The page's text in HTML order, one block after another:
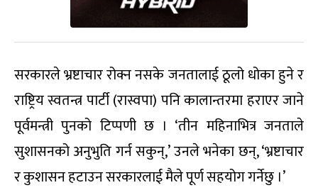
सरकारले भ्रष्टाचार रोक्न नसके जनतालाई ठूलो धोका हुने र
राष्ट्रिय स्वतन्त्र पार्टी (रास्वपा) पनि कालान्तरमा हराएर जाने
पूर्वमन्त्री पुनको टिप्पणी छ । ‘तीन महिनाभित्र जनताले
सुशासनको अनुभुति गर्न सकुन्,’ उनले भनेका छन्, ‘भ्रष्टाचार
र कुशासन हटाउन सरकारलाई मैले पूर्ण सहयोग गर्नेछु ।’